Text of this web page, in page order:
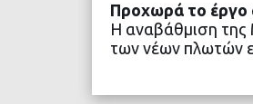
Προχωρά το έργο
Η αναβάθμιση
των νέων πλωτών